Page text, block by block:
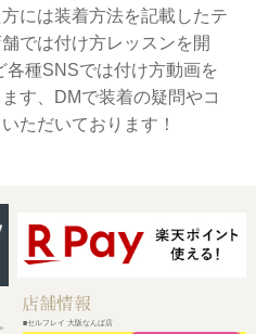
には装着方法を記載したテ
では付け方レッスンを開
各種SNSでは付け方動画を
す、DMで装着の疑問やコ
ただいております！
■セルフレイ 大阪なんば店